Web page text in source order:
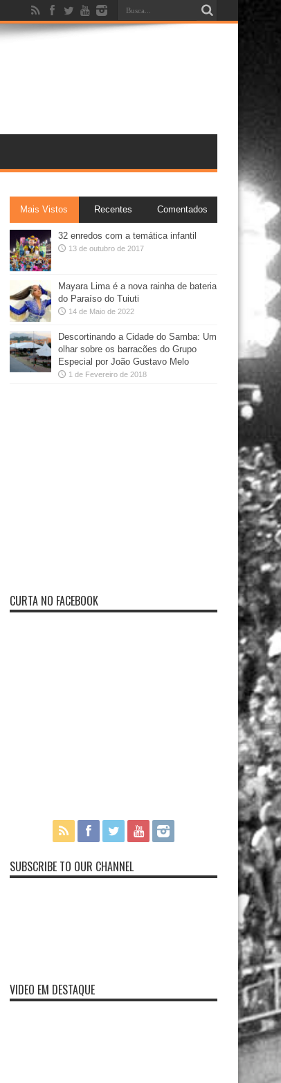
Mais Vistos Recentes Comentados
32 enredos com a temática infantil
13 de outubro de 2017
Mayara Lima é a nova rainha de bateria
do Paraíso do Tuiuti
14 de Maio de 2022
Descortinando a Cidade do Samba: Um
olhar sobre os barracões do Grupo
Especial por João Gustavo Melo
1 de Fevereiro de 2018
CURTA NO FACEBOOK
SUBSCRIBE TO OUR CHANNEL
VIDEO EM DESTAQUE